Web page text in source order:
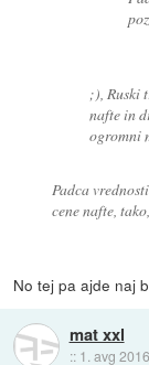
;), Ruski
nafte in
ogromni
Padca
cene nafte,
No tej pa ajde naj
mat xxl
:: 1. avg